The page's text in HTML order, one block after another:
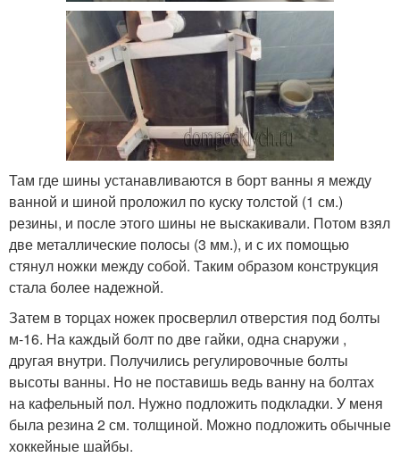
Там где шины устанавливаются в борт ванны я между
ванной и шиной проложил по куску толстой (1 см.)
резины, и после этого шины не выскакивали. Потом взял
две металлические полосы (3 мм.), и с их помощью
стянул ножки между собой. Таким образом конструкция
стала более надежной.
Затем в торцах ножек просверлил отверстия под болты
м-16. На каждый болт по две гайки, одна снаружи ,
другая внутри. Получились регулировочные болты
высоты ванны. Но не поставишь ведь ванну на болтах
на кафельный пол. Нужно подложить подкладки. У меня
была резина 2 см. толщиной. Можно подложить обычные
хоккейные шайбы.